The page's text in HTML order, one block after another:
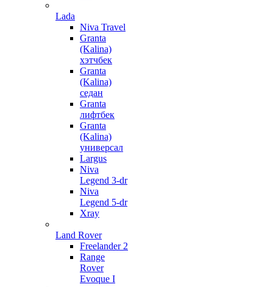
Lada
Niva Travel
Granta
(Kalina)
хэтчбек
Granta
(Kalina)
седан
Granta
лифтбек
Granta
(Kalina)
универсал
Largus
Niva
Legend 3-dr
Niva
Legend 5-dr
Xray
Land Rover
Freelander 2
Range
Rover
Evoque I